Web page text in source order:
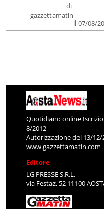
di
gazzettamatin
il 07/08/
Quotidiano online
8/2012
Autorizzazione del 13/12/
www.gazzettamatin.com
Editore
LG PRESSE S.R.L.
via Festaz, 52 11100